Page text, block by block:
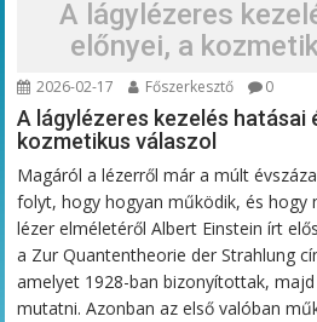
A lágylézeres
előnyei, a
2026-02-17 Főszerkesztő 0
A lágylézeres kezelés hatásai
kozmetikus válaszol
Magáról a lézerről már a múlt
folyt, hogy hogyan működik, és hogy
lézer elméletéről Albert Einstein írt
a Zur Quantentheorie der Strahlung
amelyet 1928-ban bizonyítottak,
mutatni. Azonban az első valóban